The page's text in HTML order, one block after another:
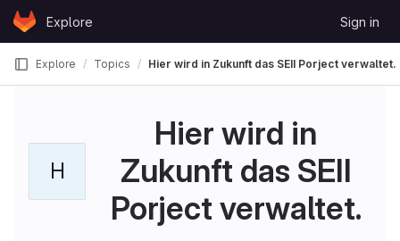
Skip to content
GitLabExplore Sign in
Explore Topics Hier wird in Zukunft das SEII Porject verwaltet.
H
Hier wird in
Zukunft das SEII
Porject verwaltet.